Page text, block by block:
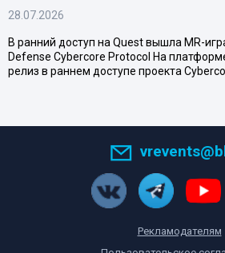
28.07.2026
В ранний доступ на Quest вышла MR-
Defense Cybercore Protocol На
релиз в раннем доступе проекта
Рекламодателям